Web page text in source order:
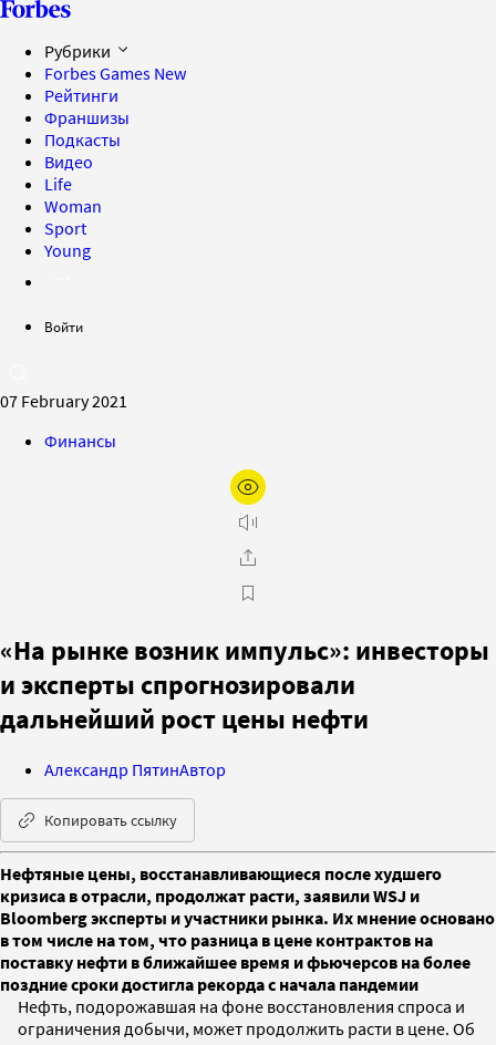
Рубрики
Forbes Games New
Рейтинги
Франшизы
Подкасты
Видео
Life
Woman
Sport
Young
Войти
07 February 2021
Финансы
«На рынке возник импульс»: инвесторы
и эксперты спрогнозировали
дальнейший рост цены нефти
Александр ПятинАвтор
Копировать ссылку
Нефтяные цены, восстанавливающиеся после худшего
кризиса в отрасли, продолжат расти, заявили WSJ и
Bloomberg эксперты и участники рынка. Их мнение основано
в том числе на том, что разница в цене контрактов на
поставку нефти в ближайшее время и фьючерсов на более
поздние сроки достигла рекорда с начала пандемии
Нефть, подорожавшая на фоне восстановления спроса и
ограничения добычи, может продолжить расти в цене. Об